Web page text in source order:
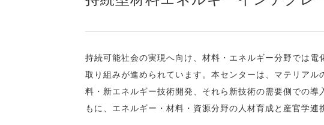
持続可能社会の実現へ向け、材料・エネルギー分野では
取り組みが進められています。本センターは、マテリア
料・新エネルギー技術開発、それら新技術の需要側での
もに、エネルギー・材料・資源分野の人材育成と産官学連